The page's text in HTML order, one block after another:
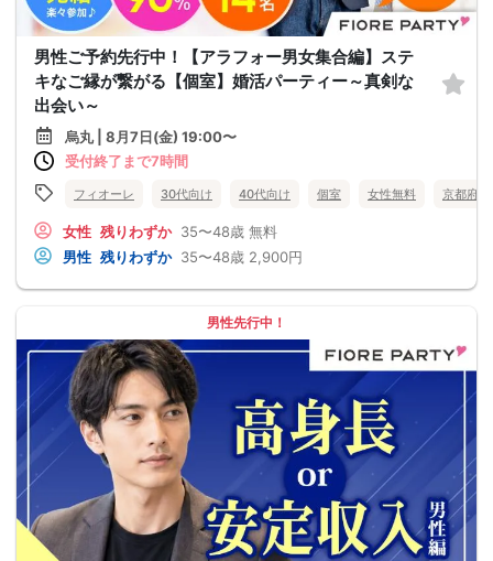
男性ご予約先行中！【アラフォー男女集合編】ステ
キなご縁が繋がる【個室】婚活パーティー～真剣な
出会い～
烏丸 | 8月7日(金) 19:00〜
受付終了まで7時間
フィオーレ 30代向け 40代向け 個室 女性無料 京都府
女性 残りわずか 35〜48歳 無料
男性 残りわずか 35〜48歳 2,900円
男性先行中！